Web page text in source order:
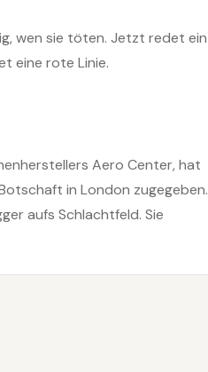
wen sie töten. Jetzt redet ein
eine rote Linie.
Aero Center, hat
in London zugegeben.
aufs Schlachtfeld. Sie